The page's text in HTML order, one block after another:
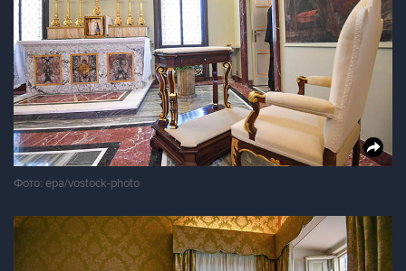
Фото: epa/vostock-photo